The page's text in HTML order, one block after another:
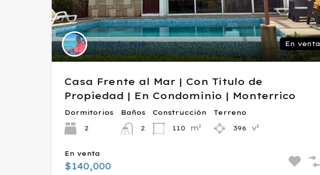
Ricardo Fish En venta
Casa Frente al Mar | Con Título de
Propiedad | En Condominio | Monterrico
Dormitorios
2
Baños
2
Construcción
110
m²
Terreno
396
v²
En venta
$140,000